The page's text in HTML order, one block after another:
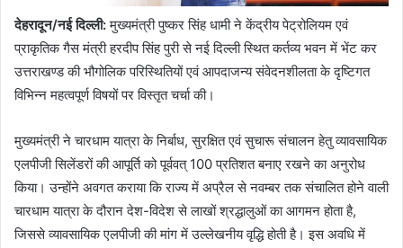
देहरादून/नई दिल्ली:मुख्यमंत्री पुष्कर सिंह धामी ने केंद्रीय पेट्रोलियम एवं
प्राकृतिक गैस मंत्री हरदीप सिंह पुरी से नई दिल्ली स्थित कर्तव्य भवन में भेंट कर
उत्तराखण्ड की भौगोलिक परिस्थितियों एवं आपदाजन्य संवेदनशीलता के दृष्टिगत
विभिन्न महत्वपूर्ण विषयों पर विस्तृत चर्चा की।
मुख्यमंत्री ने चारधाम यात्रा के निर्बाध, सुरक्षित एवं सुचारू संचालन हेतु व्यावसायिक
एलपीजी सिलेंडरों की आपूर्ति को पूर्ववत् 100 प्रतिशत बनाए रखने का अनुरोध
किया। उन्होंने अवगत कराया कि राज्य में अप्रैल से नवम्बर तक संचालित होने वाली
चारधाम यात्रा के दौरान देश-विदेश से लाखों श्रद्धालुओं का आगमन होता है,
जिससे व्यावसायिक एलपीजी की मांग में उल्लेखनीय वृद्धि होती है। इस अवधि में